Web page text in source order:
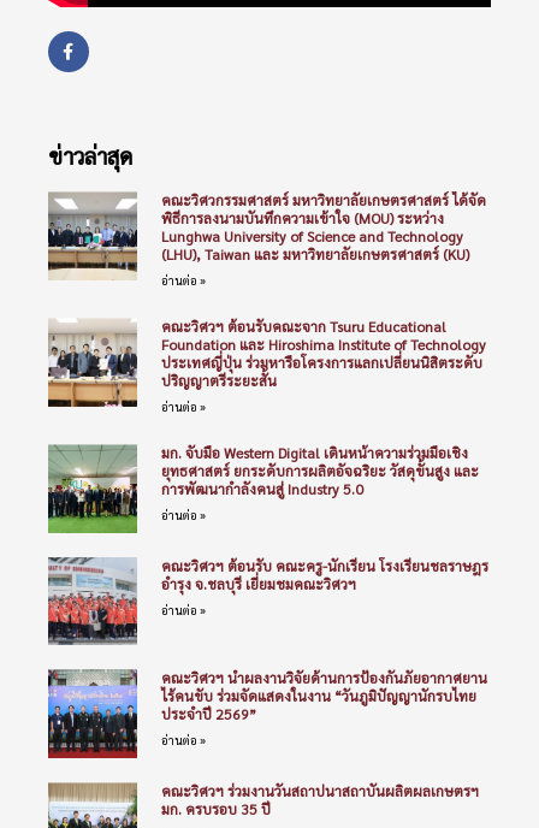
ข่าวล่าสุด
คณะวิศวกรรมศาสตร์ มหาวิทยาลัยเกษตรศาสตร์ ได้จัด
พิธีการลงนามบันทึกความเข้าใจ (MOU) ระหว่าง
Lunghwa University of Science and Technology
(LHU), Taiwan และ มหาวิทยาลัยเกษตรศาสตร์ (KU)
อ่านต่อ »
คณะวิศวฯ ต้อนรับคณะจาก Tsuru Educational
Foundation และ Hiroshima Institute of Technology
ประเทศญี่ปุ่น ร่วมหารือโครงการแลกเปลี่ยนนิสิตระดับ
ปริญญาตรีระยะสั้น
อ่านต่อ »
มก. จับมือ Western Digital เดินหน้าความร่วมมือเชิง
ยุทธศาสตร์ ยกระดับการผลิตอัจฉริยะ วัสดุขั้นสูง และ
การพัฒนากำลังคนสู่ Industry 5.0
อ่านต่อ »
คณะวิศวฯ ต้อนรับ คณะครู-นักเรียน โรงเรียนชลราษฎร
อำรุง จ.ชลบุรี เยี่ยมชมคณะวิศวฯ
อ่านต่อ »
คณะวิศวฯ นำผลงานวิจัยด้านการป้องกันภัยอากาศยาน
ไร้คนขับ ร่วมจัดแสดงในงาน “วันภูมิปัญญานักรบไทย
ประจำปี 2569”
อ่านต่อ »
คณะวิศวฯ ร่วมงานวันสถาปนาสถาบันผลิตผลเกษตรฯ
มก. ครบรอบ 35 ปี